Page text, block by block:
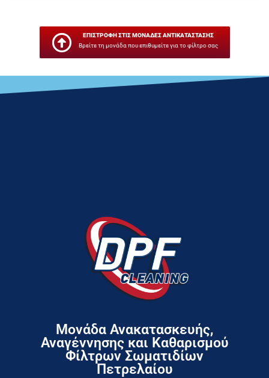
ΕΠΙΣΤΡΟΦΗ ΣΤΙΣ ΜΟΝΑΔΕΣ ΑΝΤΙΚΑΤΑΣΤΑΣΗΣ
Βρείτε τη μονάδα που επιθυμείτε για το φίλτρο σας
Μονάδα Ανακατασκευής,
Αναγέννησης και Καθαρισμού
Φίλτρων Σωματιδίων
Πετρελαίου